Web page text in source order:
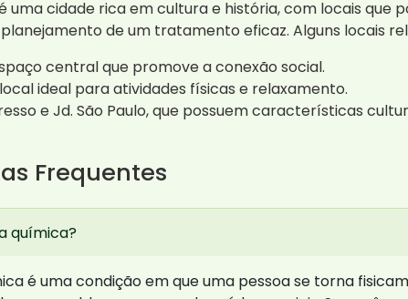
uma cidade rica em cultura e história, com locais que
de um tratamento eficaz. Alguns locais
central que promove a conexão social.
ideal para atividades físicas e relaxamento.
e Jd. São Paulo, que possuem características
Frequentes
química?
é uma condição em que uma pessoa se torna